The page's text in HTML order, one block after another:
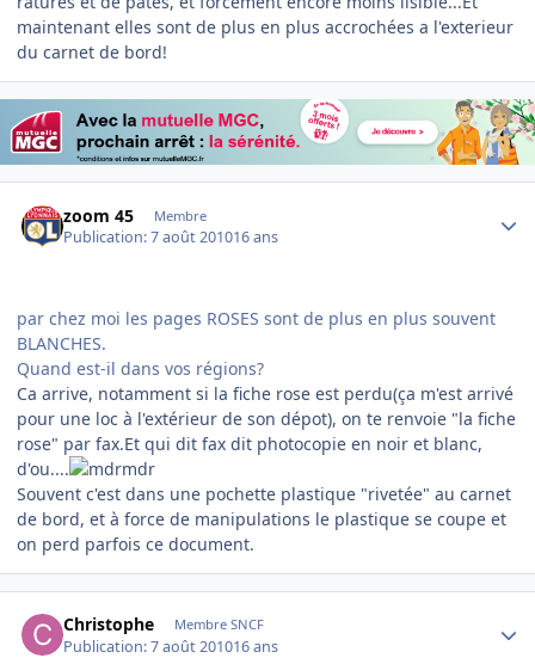
maintenant elles sont de plus en plus accrochées a l'exterieur
du carnet de bord!
zoom 45 Membre
Publication:7 août 201016 ans
par chez moi les pages ROSES sont de plus en plus souvent
BLANCHES.
Quand est-il dans vos régions?
Ca arrive, notamment si la fiche rose est perdu(ça m'est arrivé
pour une loc à l'extérieur de son dépot), on te renvoie "la fiche
rose" par fax.Et qui dit fax dit photocopie en noir et blanc,
d'ou....
Souvent c'est dans une pochette plastique "rivetée" au carnet
de bord, et à force de manipulations le plastique se coupe et
on perd parfois ce document.
Christophe Membre SNCF
Publication:7 août 201016 ans